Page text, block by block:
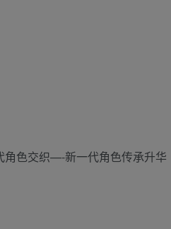
色交织—-新一代角色传承升华